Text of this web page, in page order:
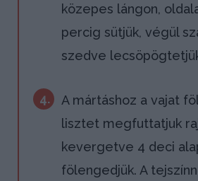
közepes lángon,
percig sütjük, végül
szedve
4.
A mártáshoz a vajat
lisztet megfuttatjuk
kevergetve 4 deci
fölengedjük. A